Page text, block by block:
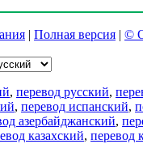
| Полная версия | ©
, перевод русский,
, перевод испанский,
азербайджанский,
казахский, перевод